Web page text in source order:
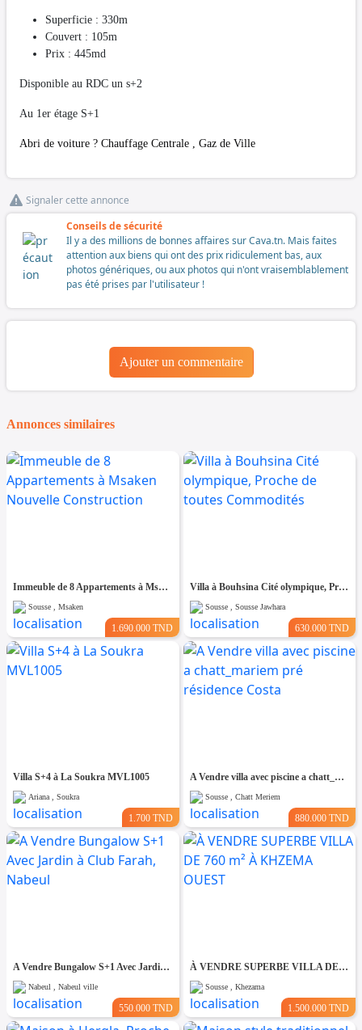
Superficie : 330m
Couvert : 105m
Prix : 445md
Disponible au RDC un s+2
Au 1er étage S+1
Abri de voiture ? Chauffage Centrale , Gaz de Ville
Signaler cette annonce
Conseils de sécurité
Il y a des millions de bonnes affaires sur Cava.tn. Mais faites
attention aux biens qui ont des prix ridiculement bas, aux
photos génériques, ou aux photos qui n'ont vraisemblablement
pas été prises par l'utilisateur !
Ajouter un commentaire
Annonces similaires
Immeuble de 8 Appartements à Msaken Nouvelle Construction
Sousse , Msaken
1.690.000 TND
Villa à Bouhsina Cité olympique, Proche de toutes Commodités
Sousse , Sousse Jawhara
630.000 TND
Villa S+4 à La Soukra MVL1005
Ariana , Soukra
1.700 TND
A Vendre villa avec piscine a chatt_mariem pré résidence Costa
Sousse , Chatt Meriem
880.000 TND
A Vendre Bungalow S+1 Avec Jardin à Club Farah, Nabeul
Nabeul , Nabeul ville
550.000 TND
À VENDRE SUPERBE VILLA DE 760 m² À KHZEMA OUEST
Sousse , Khezama
1.500.000 TND